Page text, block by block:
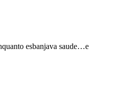
esbanjava saude…e